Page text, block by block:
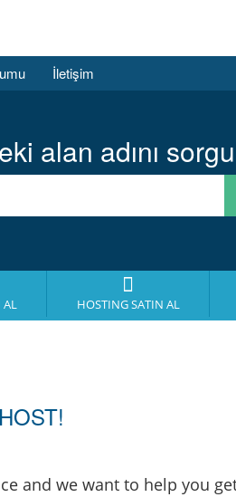
İletişim
alan adını
AL HOSTING SATIN AL
and we want to help you